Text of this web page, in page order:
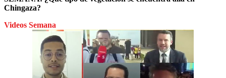
Chingaza?
Videos Semana